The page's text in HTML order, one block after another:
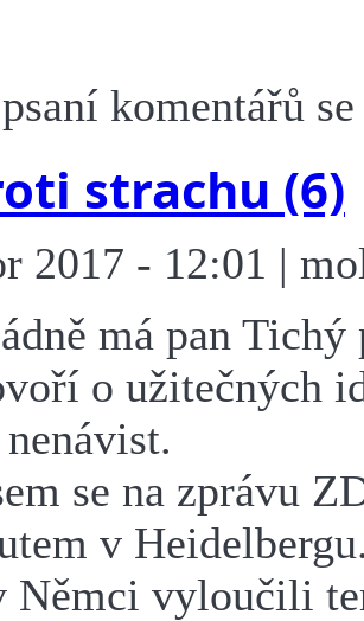
komentářů
strachu (6)
2017 - 12:01 |
má pan Tichý
o užitečných
se na zprávu
v
Němci vyloučili